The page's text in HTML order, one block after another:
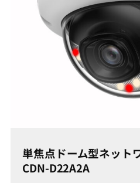
単焦点ドーム型ネット
CDN-D22A2A